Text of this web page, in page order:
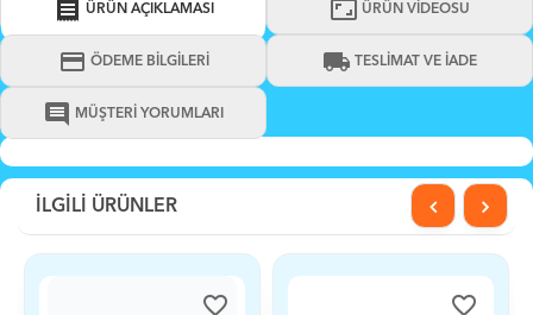
receipt ÜRÜN AÇIKLAMASI aspect_ratio ÜRÜN VİDEOSU
credit_card ÖDEME BİLGİLERİ local_shipping TESLİMAT VE İADE
comment MÜŞTERİ YORUMLARI
İLGİLİ ÜRÜNLER
favorite_border favorite_border